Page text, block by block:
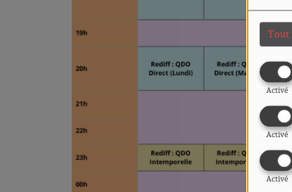
Tout
Activé
Activé
Activé